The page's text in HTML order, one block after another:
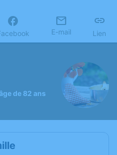
E-mail Lien
de 82 ans